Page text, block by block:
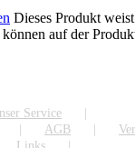
Dieses Produkt
auf der
Service
AGB